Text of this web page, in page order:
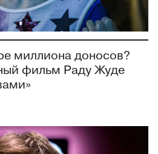
миллиона доносов?
фильм Раду Жуде